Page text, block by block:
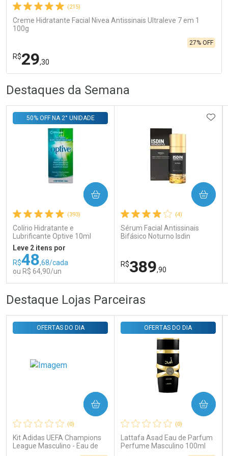
(215)
Creme Hidratante Facial Nivea Antissinais Ultraleve 7 em 1
100g
R$29,30
27% OFF
Laboratório
Comprar sem Desconto
Por R$ 29,30/cada
Por Menos
Comprar sem Desconto
Por R$ 29,30/cada
Destaques da Semana
(393)
Colírio Hidratante e
Lubrificante Optive 10ml
50% OFF NA 2° UNIDADE
Leve 2 itens por
R$48,68/cada
ou R$ 64,90/un
COMPRAR
FECHAR
Laboratório
Comprar sem Desconto
Por R$ 64,90/cada
FECHAR
Por Menos
Comprar sem Desconto
Por R$ 64,90/cada
(4)
Sérum Facial Antissinais
Bifásico Noturno Isdin
R$389,90
COMPRAR
Comprar sem Desconto
Por R$ 389,90/cada
Por Menos
Comprar sem Desconto
Por R$ 389,90/cada
Destaque Lojas Parceiras
(0)
Kit Adidas UEFA Champions
League Masculino - Eau de
Toilette 100ml + Shower Gel
OFERTAS DO DIA
COMPRAR
(0)
Lattafa Asad Eau de Parfum
Perfume Masculino 100ml
OFERTAS DO DIA
COMPRAR